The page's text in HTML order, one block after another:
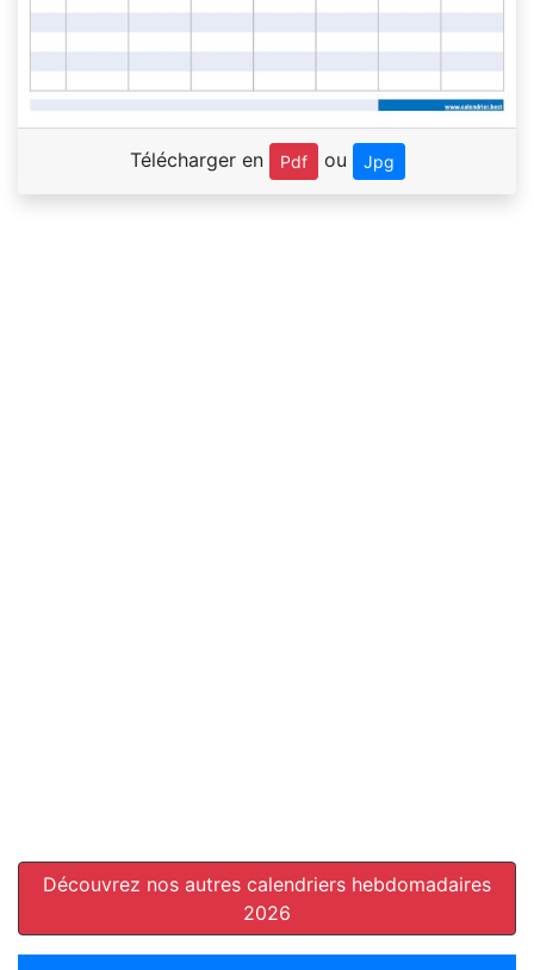
Télécharger en Pdf ou Jpg
Découvrez nos autres calendriers hebdomadaires
2026